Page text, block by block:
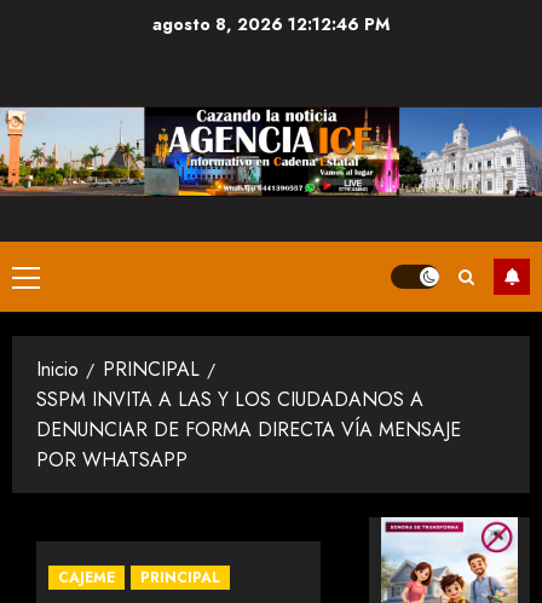
agosto 8, 202612:12:47 PM
Menú
principal
Inicio
PRINCIPAL
SSPM INVITA A LAS Y LOS CIUDADANOS A
DENUNCIAR DE FORMA DIRECTA VÍA MENSAJE
POR WHATSAPP
CAJEME PRINCIPAL